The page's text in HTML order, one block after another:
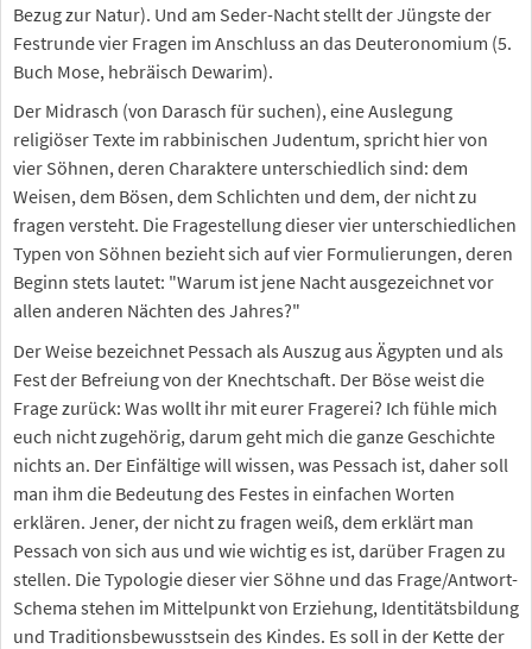
Bezug zur Natur). Und am Seder-Nacht stellt der Jüngste der
Festrunde vier Fragen im Anschluss an das Deuteronomium (5.
Buch Mose, hebräisch Dewarim).
Der Midrasch (von Darasch für suchen), eine Auslegung
religiöser Texte im rabbinischen Judentum, spricht hier von
vier Söhnen, deren Charaktere unterschiedlich sind: dem
Weisen, dem Bösen, dem Schlichten und dem, der nicht zu
fragen versteht. Die Fragestellung dieser vier unterschiedlichen
Typen von Söhnen bezieht sich auf vier Formulierungen, deren
Beginn stets lautet: "Warum ist jene Nacht ausgezeichnet vor
allen anderen Nächten des Jahres?"
Der Weise bezeichnet Pessach als Auszug aus Ägypten und als
Fest der Befreiung von der Knechtschaft. Der Böse weist die
Frage zurück: Was wollt ihr mit eurer Fragerei? Ich fühle mich
euch nicht zugehörig, darum geht mich die ganze Geschichte
nichts an. Der Einfältige will wissen, was Pessach ist, daher soll
man ihm die Bedeutung des Festes in einfachen Worten
erklären. Jener, der nicht zu fragen weiß, dem erklärt man
Pessach von sich aus und wie wichtig es ist, darüber Fragen zu
stellen. Die Typologie dieser vier Söhne und das Frage/Antwort-
Schema stehen im Mittelpunkt von Erziehung, Identitätsbildung
und Traditionsbewusstsein des Kindes. Es soll in der Kette der